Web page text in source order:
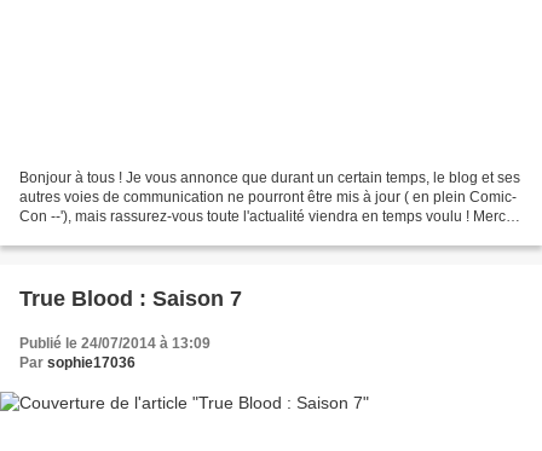
Bonjour à tous ! Je vous annonce que durant un certain temps, le blog et ses
autres voies de communication ne pourront être mis à jour ( en plein Comic-
Con --'), mais rassurez-vous toute l'actualité viendra en temps voulu ! Merci
True Blood : Saison 7
Publié le 24/07/2014 à 13:09
Par sophie17036